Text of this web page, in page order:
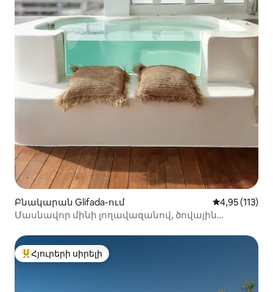
Բնակարան Glifada-ում Միջին
4,95 (113)
Մասնավոր մինի լողավազանով, ծովային
Հյուրերի սիրելի լավագույն տները
Հյուրերի սիրելի